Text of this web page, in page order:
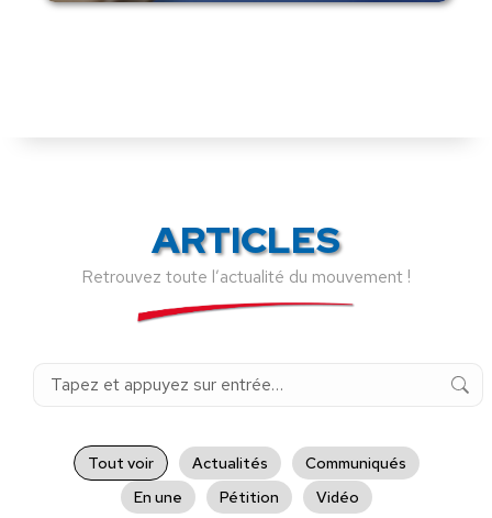
ARTICLES
Retrouvez toute l’actualité du mouvement !
Recherche
Tout voir Actualités
Communiqués
En une
Pétition Vidéo